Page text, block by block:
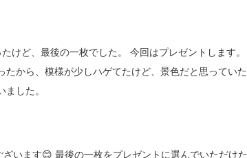
けど、最後の一枚でした。 今回はプレゼントします。
から、模様が少しハゲてたけど、景色だと思っていた
した。
います😊 最後の一枚をプレゼントに選んでいただけた